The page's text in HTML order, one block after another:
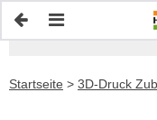
Startseite > 3D-Druck